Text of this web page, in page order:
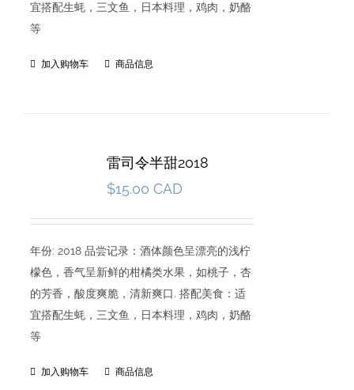
宜搭配生蚝，三文鱼，日本料理，鸡肉，奶酪
等
加入购物车 商品信息
雷司令半甜2018
$15.00 CAD
年份: 2018 品尝记录：酒体颜色呈漂亮的浅柠
檬色，香气呈新鲜的柑橘类水果，如桃子，杏
的芳香，酸度爽脆，清新爽口. 搭配美食：适
宜搭配生蚝，三文鱼，日本料理，鸡肉，奶酪
等
加入购物车 商品信息